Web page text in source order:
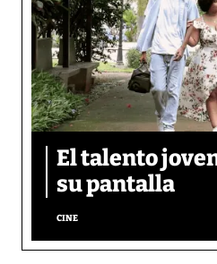
El talento
su pantalla​
CINE